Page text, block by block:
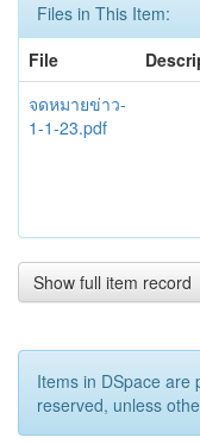
Files in This Item:
File
จดหมายข่าว-
1-1-23.pdf
Show full item record
Items in DSpace are
reserved, unless